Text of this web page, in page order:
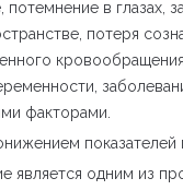
в глазах,
потеря
факторами.
является одним из